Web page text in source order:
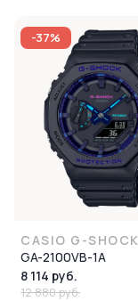
-37%
CASIO G-SHOCK
GA-2100VB-1A
8 114 руб.
12 880 руб.